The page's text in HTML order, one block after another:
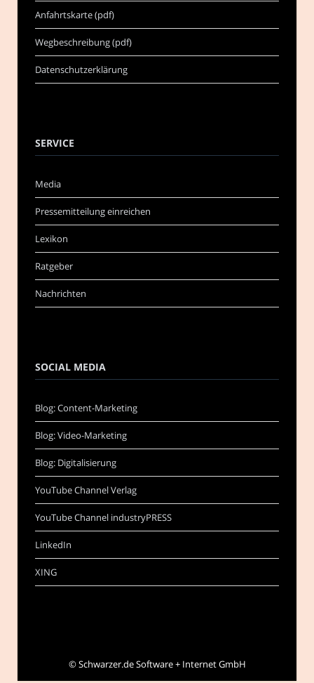
Anfahrtskarte (pdf)
Wegbeschreibung (pdf)
Datenschutzerklärung
SERVICE
Media
Pressemitteilung einreichen
Lexikon
Ratgeber
Nachrichten
SOCIAL MEDIA
Blog: Content-Marketing
Blog: Video-Marketing
Blog: Digitalisierung
YouTube Channel Verlag
YouTube Channel industryPRESS
LinkedIn
XING
©Schwarzer.de Software + Internet GmbH